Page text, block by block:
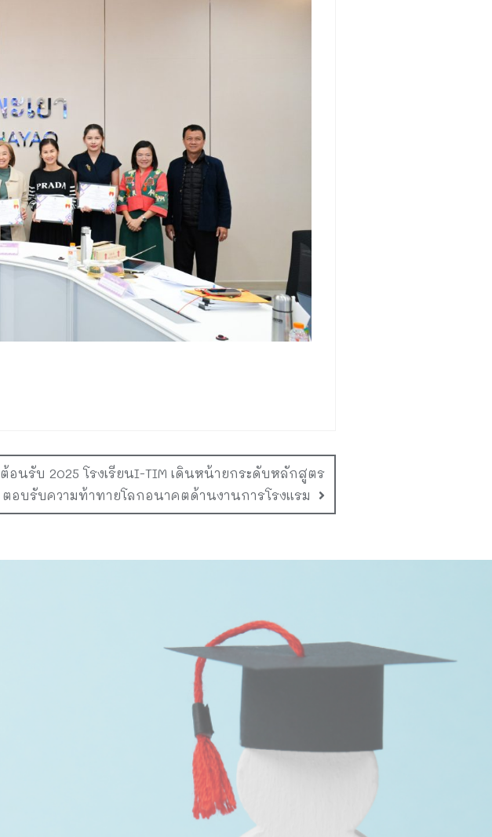
ต้อนรับ 2025 โรงเรียนI-TIM เดินหน้ายกระดับหลักสูตร
ตอบรับความท้าทายโลกอนาคตด้านงานการโรงแรม